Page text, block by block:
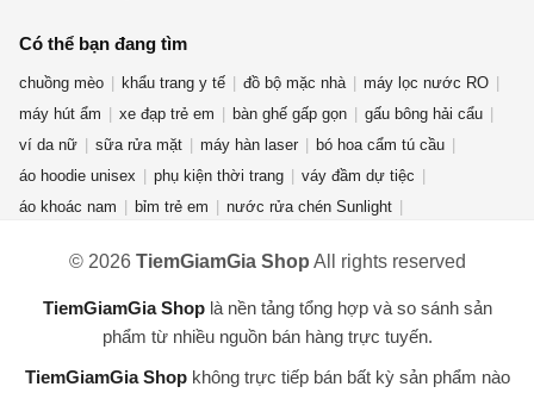
Có thể bạn đang tìm
chuồng mèo khẩu trang y tế đồ bộ mặc nhà
máy lọc nước RO
máy hút ẩm
xe đạp trẻ em bàn ghế gấp gọn
gấu bông hải cẩu
ví da nữ
sữa rửa mặt máy hàn laser
bó hoa cẩm tú cầu
áo hoodie unisex
phụ kiện thời trang
váy đầm dự tiệc
áo khoác nam
bỉm trẻ em
nước rửa chén Sunlight
áo thun nam nữ
mỹ phẩm thuần chay
dép crocs nữ
chuột gaming attack shark x3
kem forencos trắng
cần câu máy
máy lọc không khí
dụng cụ nhà bếp
© 2026 TiemGiamGia Shop All rights reserved
TiemGiamGia Shoplà nền tảng tổng hợp và so sánh sản
phẩm từ nhiều nguồn bán hàng trực tuyến.
TiemGiamGia Shopkhông trực tiếp bán bất kỳ sản phẩm nào